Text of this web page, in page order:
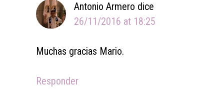
Antonio Armero dice
26/11/2016 at 18:25
Muchas gracias Mario.
Responder